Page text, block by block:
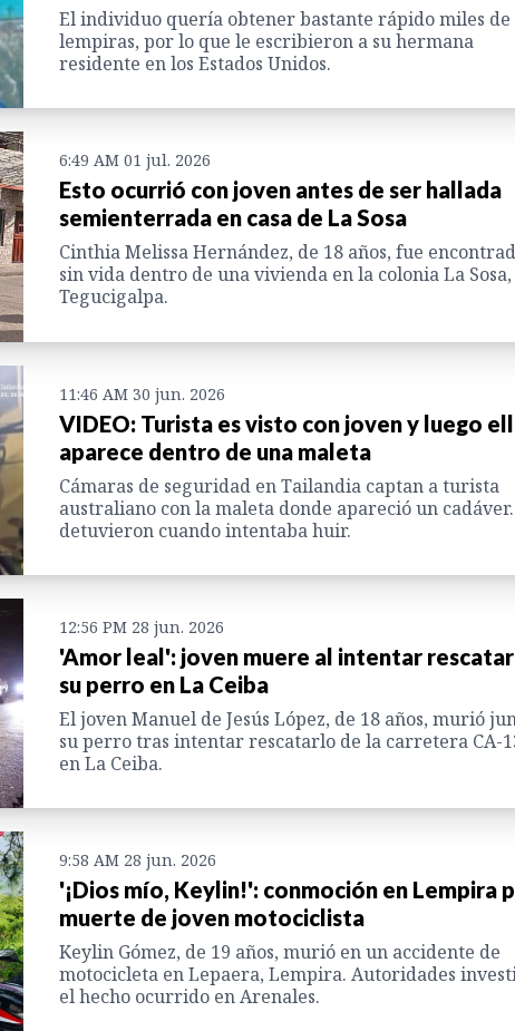
El individuo quería obtener bastante rápido miles de
lempiras, por lo que le escribieron a su hermana
residente en los Estados Unidos.
6:49 AM 01 jul. 2026
Esto ocurrió con joven antes de ser hallada
semienterrada en casa de La Sosa
Cinthia Melissa Hernández, de 18 años, fue
sin vida dentro de una vivienda en la colonia La
Tegucigalpa.
11:46 AM 30 jun. 2026
VIDEO: Turista es visto con joven y luego
aparece dentro de una maleta
Cámaras de seguridad en Tailandia captan a turista
australiano con la maleta donde apareció un
detuvieron cuando intentaba huir.
12:56 PM 28 jun. 2026
'Amor leal': joven muere al intentar
su perro en La Ceiba
El joven Manuel de Jesús López, de 18 años, murió
su perro tras intentar rescatarlo de la carretera CA-
en La Ceiba.
9:58 AM 28 jun. 2026
'¡Dios mío, Keylin!': conmoción en Lempira
muerte de joven motociclista
Keylin Gómez, de 19 años, murió en un accidente de
motocicleta en Lepaera, Lempira. Autoridades
el hecho ocurrido en Arenales.